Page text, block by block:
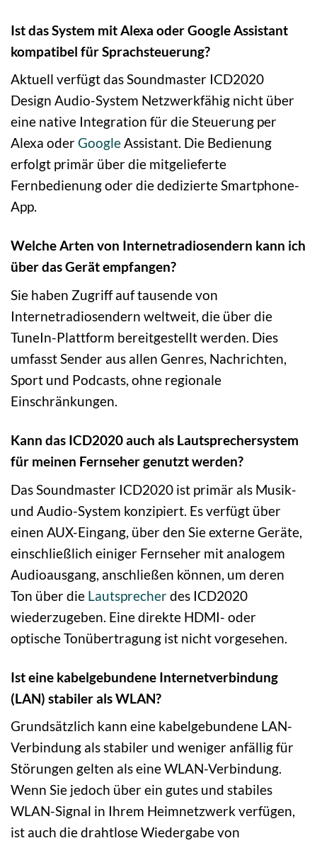
Ist das System mit Alexa oder Google Assistant
kompatibel für Sprachsteuerung?
Aktuell verfügt das Soundmaster ICD2020
Design Audio-System Netzwerkfähig nicht über
eine native Integration für die Steuerung per
Alexa oderGoogleAssistant. Die Bedienung
erfolgt primär über die mitgelieferte
Fernbedienung oder die dedizierte Smartphone-
App.
Welche Arten von Internetradiosendern kann ich
über das Gerät empfangen?
Sie haben Zugriff auf tausende von
Internetradiosendern weltweit, die über die
TuneIn-Plattform bereitgestellt werden. Dies
umfasst Sender aus allen Genres, Nachrichten,
Sport und Podcasts, ohne regionale
Einschränkungen.
Kann das ICD2020 auch als Lautsprechersystem
für meinen Fernseher genutzt werden?
Das Soundmaster ICD2020 ist primär als Musik-
und Audio-System konzipiert. Es verfügt über
einen AUX-Eingang, über den Sie externe Geräte,
einschließlich einiger Fernseher mit analogem
Audioausgang, anschließen können, um deren
Ton über die Lautsprecherdes ICD2020
wiederzugeben. Eine direkte HDMI- oder
optische Tonübertragung ist nicht vorgesehen.
Ist eine kabelgebundene Internetverbindung
(LAN) stabiler als WLAN?
Grundsätzlich kann eine kabelgebundene LAN-
Verbindung als stabiler und weniger anfällig für
Störungen gelten als eine WLAN-Verbindung.
Wenn Sie jedoch über ein gutes und stabiles
WLAN-Signal in Ihrem Heimnetzwerk verfügen,
ist auch die drahtlose Wiedergabe von